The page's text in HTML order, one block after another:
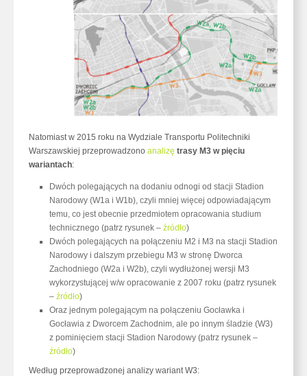
Natomiast w 2015 roku na Wydziale Transportu Politechniki
Warszawskiej przeprowadzono analizę trasy M3 w pięciu
wariantach:
Dwóch polegających na dodaniu odnogi od stacji Stadion
Narodowy (W1a i W1b), czyli mniej więcej odpowiadającym
temu, co jest obecnie przedmiotem opracowania studium
technicznego (patrz rysunek – źródło)
Dwóch polegających na połączeniu M2 i M3 na stacji Stadion
Narodowy i dalszym przebiegu M3 w stronę Dworca
Zachodniego (W2a i W2b), czyli wydłużonej wersji M3
wykorzystującej w/w opracowanie z 2007 roku (patrz rysunek
– źródło)
Oraz jednym polegającym na połączeniu Gocławka i
Gocławia z Dworcem Zachodnim, ale po innym śladzie (W3)
z pominięciem stacji Stadion Narodowy (patrz rysunek –
źródło)
Według przeprowadzonej analizy wariant W3: